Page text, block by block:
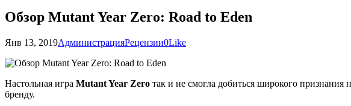
Обзор Mutant Year Zero: Road to Eden
Янв 13, 2019АдминистрацияРецензии0Like
Настольная игра Mutant Year Zero так и не смогла добиться широкого
бренду.